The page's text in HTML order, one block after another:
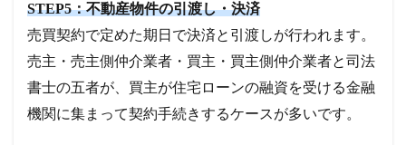
STEP5：不動産物件の引渡し・決済
売買契約で定めた期日で決済と引渡しが行われます。
売主・売主側仲介業者・買主・買主側仲介業者と司法
書士の五者が、買主が住宅ローンの融資を受ける金融
機関に集まって契約手続きするケースが多いです。